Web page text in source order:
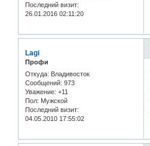
Последний визит:
26.01.2016 02:11:20
Lagi
Профи
Откуда: Владивосток
Сообщений: 973
Уважение: +11
Пол: Мужской
Последний визит:
04.05.2010 17:55:02